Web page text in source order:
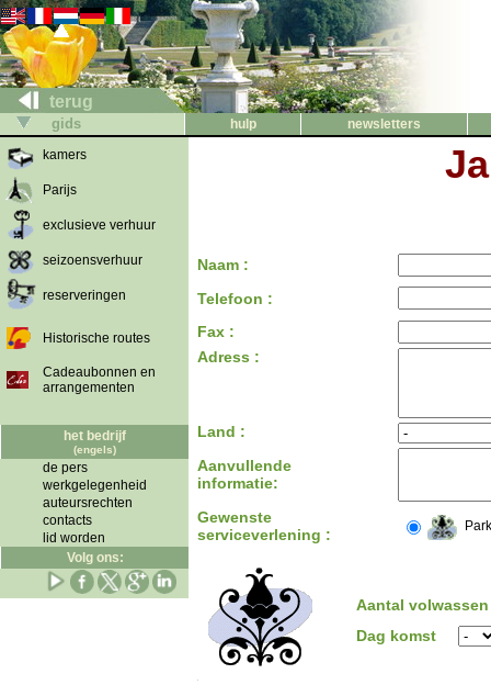
terug
gids hulp
newsletters
kamers
Parijs
exclusieve verhuur
seizoensverhuur
reserveringen
Historische routes
Cadeaubonnen en
arrangementen
het bedrijf
(engels)
de pers
werkgelegenheid
auteursrechten
contacts
lid worden
Volg ons:
Naam :
Telefoon :
Fax :
Adress :
Land :
Aanvullende
informatie:
Gewenste
serviceverlening :
Aantal
Dag komst